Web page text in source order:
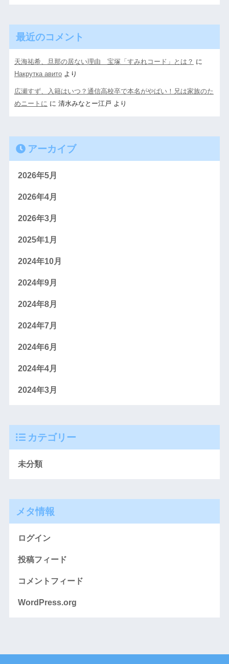
最近のコメント
天海祐希、旦那の居ない理由 宝塚「すみれコード」とは？ に
Накрутка авитоより
広瀬すず、入籍はいつ？通信高校卒で本名がやばい！兄は家族のた
めニートに に 清水みなとー江戸 より
アーカイブ
2026年5月
2026年4月
2026年3月
2025年1月
2024年10月
2024年9月
2024年8月
2024年7月
2024年6月
2024年4月
2024年3月
カテゴリー
未分類
メタ情報
ログイン
投稿フィード
コメントフィード
WordPress.org